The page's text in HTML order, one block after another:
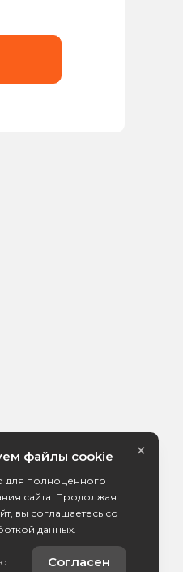
файлы cookie
для полноценного
сайта. Продолжая
вы соглашаетесь со
данных.
Согласен
×